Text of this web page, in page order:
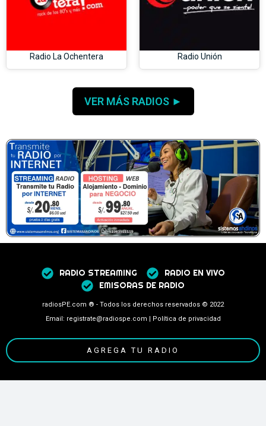
Radio La Ochentera Radio Unión
VER MÁS RADIOS ►
RADIO STREAMING
RADIO EN VIVO
EMISORAS DE RADIO
radiosPE.com ® - Todos los derechos reservados © 2022
Email: registrate@radiospe.com | Política de privacidad
AGREGA TU RADIO